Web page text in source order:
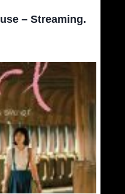
– Streaming.